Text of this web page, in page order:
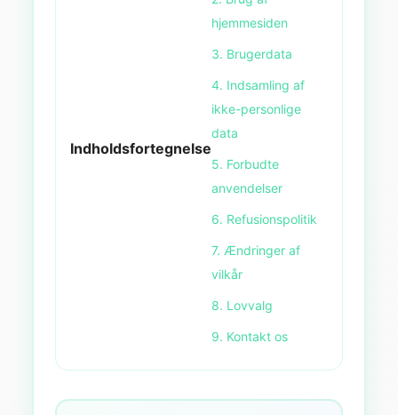
Indholdsfortegnelse
hjemmesiden
3. Brugerdata
4. Indsamling af
ikke-personlige
data
5. Forbudte
anvendelser
6. Refusionspolitik
7. Ændringer af
vilkår
8. Lovvalg
9. Kontakt os